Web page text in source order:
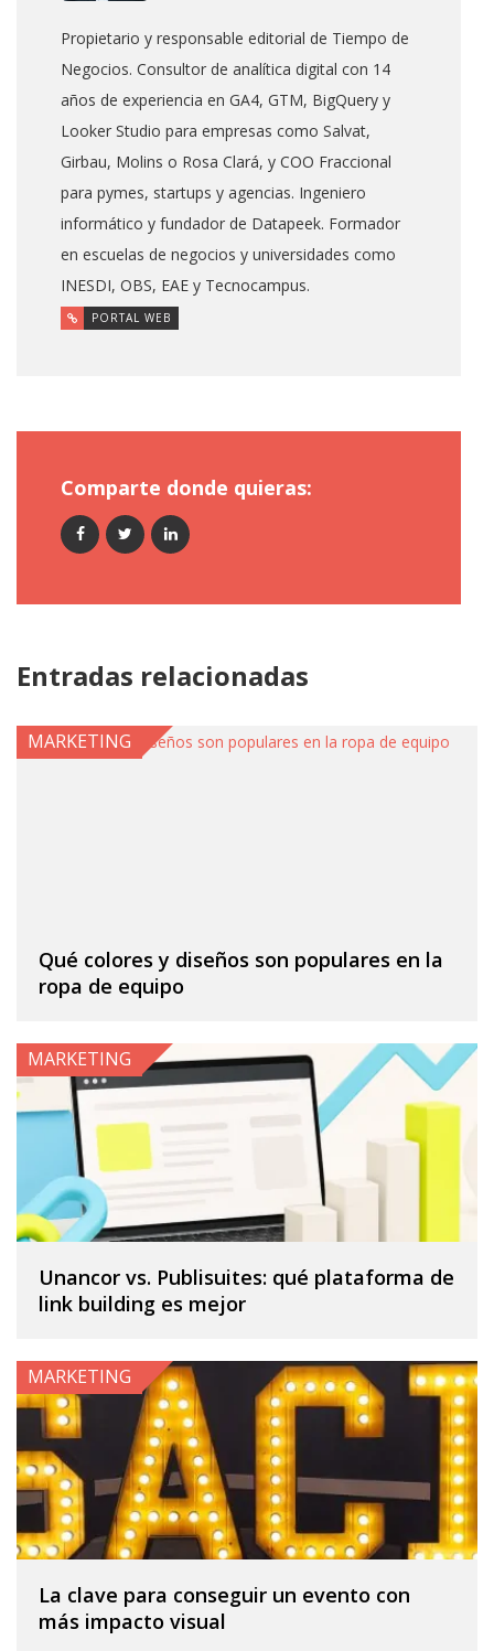
Propietario y responsable editorial de Tiempo de
Negocios. Consultor de analítica digital con 14
años de experiencia en GA4, GTM, BigQuery y
Looker Studio para empresas como Salvat,
Girbau, Molins o Rosa Clará, y COO Fraccional
para pymes, startups y agencias. Ingeniero
informático y fundador de Datapeek. Formador
en escuelas de negocios y universidades como
INESDI, OBS, EAE y Tecnocampus.
PORTAL WEB
Comparte donde quieras:
Entradas relacionadas
Qué colores y diseños son populares en la
ropa de equipo
MARKETING
Unancor vs. Publisuites: qué plataforma de
link building es mejor
MARKETING
La clave para conseguir un evento con
más impacto visual
MARKETING